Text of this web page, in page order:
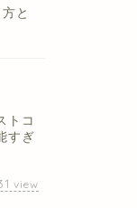
と
トコ
すぎ
view